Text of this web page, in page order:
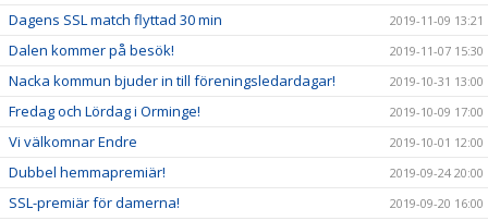
Dagens SSL match flyttad 30 min 2019-11-09 13:21
Dalen kommer på besök! 2019-11-07 15:30
Nacka kommun bjuder in till föreningsledardagar! 2019-10-31 13:00
Fredag och Lördag i Orminge! 2019-10-09 17:00
Vi välkomnar Endre 2019-10-01 12:00
Dubbel hemmapremiär! 2019-09-24 20:00
SSL-premiär för damerna! 2019-09-20 16:00